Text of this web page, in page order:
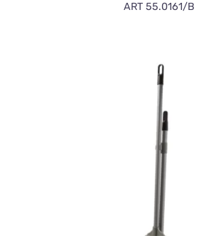
ART 55.0161/B